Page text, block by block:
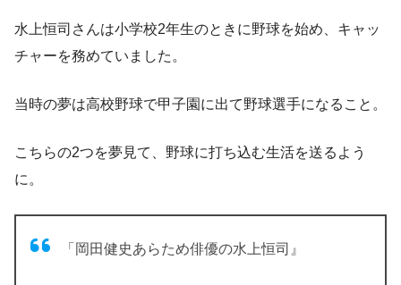
水上恒司さんは小学校2年生のときに野球を始め、 キャッ
チャーを務めていました。
当時の夢は高校野球で甲子園に出て野球選手になること。
こちらの2つを夢見て、野球に打ち込む生活を送るよう
に。
「岡田健史あらため俳優の水上恒司』